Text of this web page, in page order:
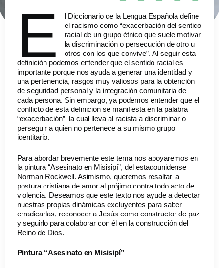
E
l Diccionario de la Lengua Española define
el racismo como “exacerbación del sentido
racial de un grupo étnico que suele motivar
la discriminación o persecución de otro u
otros con los que convive”. Al seguir esta
definición podemos entender que el sentido racial es
importante porque nos ayuda a generar una identidad y
una pertenencia, rasgos muy valiosos para la obtención
de seguridad personal y la integración comunitaria de
cada persona. Sin embargo, ya podemos entender que el
conflicto de esta definición se manifiesta en la palabra
“exacerbación”, la cual lleva al racista a discriminar o
perseguir a quien no pertenece a su mismo grupo
identitario.
Para abordar brevemente este tema nos apoyaremos en
la pintura “Asesinato en Misisipí”, del estadounidense
Norman Rockwell. Asimismo, queremos resaltar la
postura cristiana de amor al prójimo contra todo acto de
violencia. Deseamos que este texto nos ayude a detectar
nuestras propias dinámicas excluyentes para saber
erradicarlas, reconocer a Jesús como constructor de paz
y seguirlo para colaborar con él en la construcción del
Reino de Dios.
Pintura “Asesinato en Misisipí”